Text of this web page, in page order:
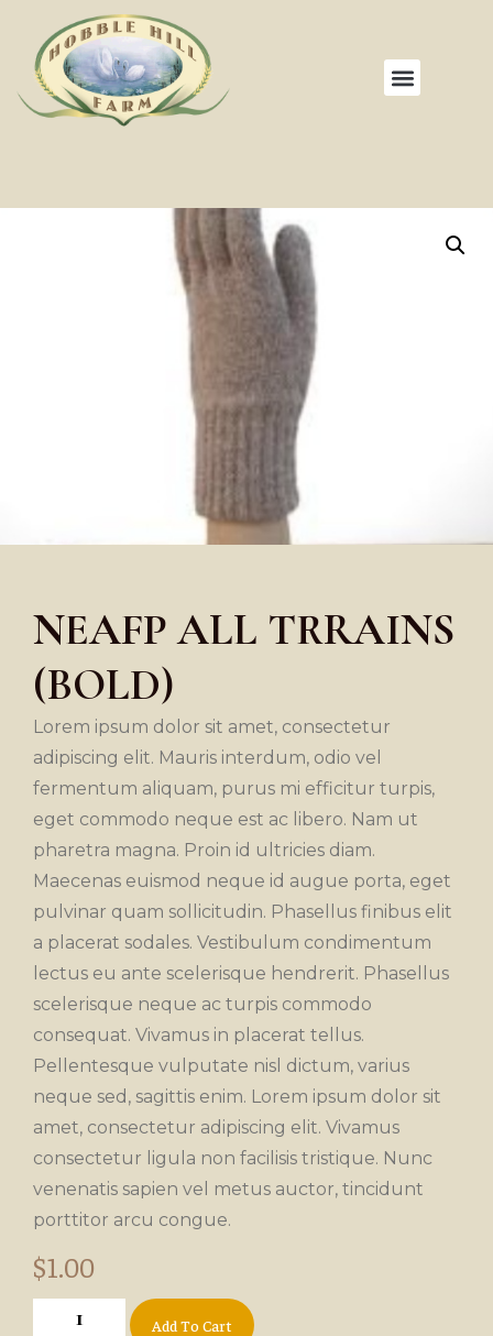
NEAFP ALL TRRAINS
(BOLD)
Lorem ipsum dolor sit amet, consectetur
adipiscing elit. Mauris interdum, odio vel
fermentum aliquam, purus mi efficitur turpis,
eget commodo neque est ac libero. Nam ut
pharetra magna. Proin id ultricies diam.
Maecenas euismod neque id augue porta, eget
pulvinar quam sollicitudin. Phasellus finibus elit
a placerat sodales. Vestibulum condimentum
lectus eu ante scelerisque hendrerit. Phasellus
scelerisque neque ac turpis commodo
consequat. Vivamus in placerat tellus.
Pellentesque vulputate nisl dictum, varius
neque sed, sagittis enim. Lorem ipsum dolor sit
amet, consectetur adipiscing elit. Vivamus
consectetur ligula non facilisis tristique. Nunc
venenatis sapien vel metus auctor, tincidunt
porttitor arcu congue.
$1.00
Add To Cart